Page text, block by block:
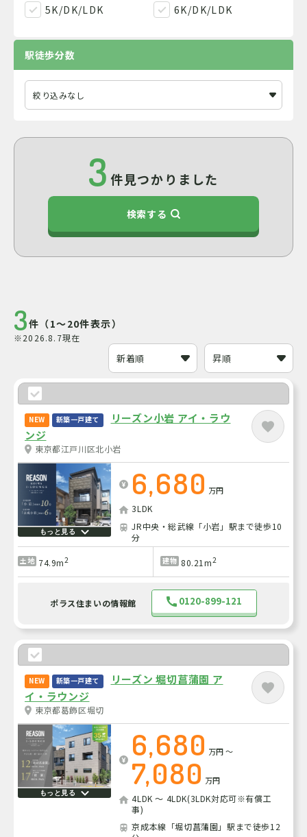
5K/DK/LDK
6K/DK/LDK
駅徒歩分数
3 件見つかりました
検索する
3件（1～20件表示）
※2026.8.7現在
NEW 新築一戸建て
リーズン小岩 アイ・ラウ
ンジ
東京都江戸川区北小岩
もっと見る
6,680 万円
3LDK
JR中央・総武線「小岩」駅まで徒歩10
分
土地 74.9m2 建物 80.21m2
ポラス住まいの情報館 0120-899-121
NEW 新築一戸建て
リーズン 堀切菖蒲園 ア
イ・ラウンジ
東京都葛飾区堀切
もっと見る
6,680 万円～
7,080 万円
4LDK ～ 4LDK(3LDK対応可※有償工
事)
京成本線「堀切菖蒲園」駅まで徒歩12